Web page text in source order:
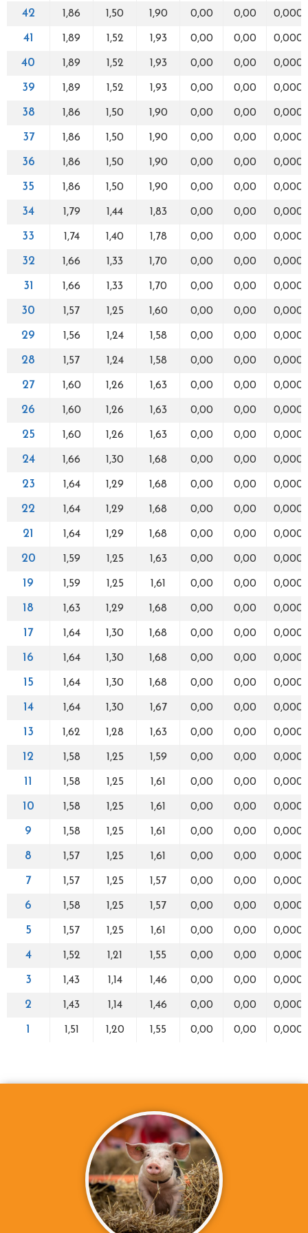
42 1,86 1,50 1,90 0,00 0,00 0,000
41 1,89 1,52 1,93 0,00 0,00 0,000
40 1,89 1,52 1,93 0,00 0,00 0,000
39 1,89 1,52 1,93 0,00 0,00 0,000
38 1,86 1,50 1,90 0,00 0,00 0,000
37 1,86 1,50 1,90 0,00 0,00 0,000
36 1,86 1,50 1,90 0,00 0,00 0,000
35 1,86 1,50 1,90 0,00 0,00 0,000
34 1,79 1,44 1,83 0,00 0,00 0,000
33 1,74 1,40 1,78 0,00 0,00 0,000
32 1,66 1,33 1,70 0,00 0,00 0,000
31 1,66 1,33 1,70 0,00 0,00 0,000
30 1,57 1,25 1,60 0,00 0,00 0,000
29 1,56 1,24 1,58 0,00 0,00 0,000
28 1,57 1,24 1,58 0,00 0,00 0,000
27 1,60 1,26 1,63 0,00 0,00 0,000
26 1,60 1,26 1,63 0,00 0,00 0,000
25 1,60 1,26 1,63 0,00 0,00 0,000
24 1,66 1,30 1,68 0,00 0,00 0,000
23 1,64 1,29 1,68 0,00 0,00 0,000
22 1,64 1,29 1,68 0,00 0,00 0,000
21 1,64 1,29 1,68 0,00 0,00 0,000
20 1,59 1,25 1,63 0,00 0,00 0,000
19 1,59 1,25 1,61 0,00 0,00 0,000
18 1,63 1,29 1,68 0,00 0,00 0,000
17 1,64 1,30 1,68 0,00 0,00 0,000
16 1,64 1,30 1,68 0,00 0,00 0,000
15 1,64 1,30 1,68 0,00 0,00 0,000
14 1,64 1,30 1,67 0,00 0,00 0,000
13 1,62 1,28 1,63 0,00 0,00 0,000
12 1,58 1,25 1,59 0,00 0,00 0,000
11 1,58 1,25 1,61 0,00 0,00 0,000
10 1,58 1,25 1,61 0,00 0,00 0,000
9 1,58 1,25 1,61 0,00 0,00 0,000
8 1,57 1,25 1,61 0,00 0,00 0,000
7 1,57 1,25 1,57 0,00 0,00 0,000
6 1,58 1,25 1,57 0,00 0,00 0,000
5 1,57 1,25 1,61 0,00 0,00 0,000
4 1,52 1,21 1,55 0,00 0,00 0,000
3 1,43 1,14 1,46 0,00 0,00 0,000
2 1,43 1,14 1,46 0,00 0,00 0,000
1 1,51 1,20 1,55 0,00 0,00 0,000